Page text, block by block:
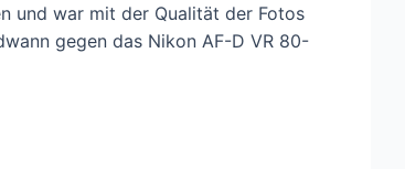
und war mit der Qualität der Fotos
gegen das Nikon AF-D VR 80-